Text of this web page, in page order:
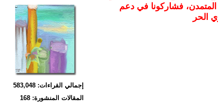
المتمدن، فشاركونا في دعم
الحر
إجمالي القراءات: 583,048
المقالات المنشورة: 168